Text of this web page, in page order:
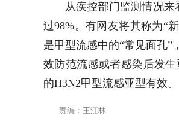
从疾控部门监测情况
过98%。有网友将其称为“
是甲型流感中的“常见面孔
效防范流感或者感染后发
的H3N2甲型流感亚型有效。
责编：王江林